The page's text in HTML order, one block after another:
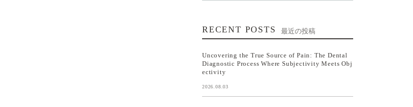
RECENT POSTS 最近の投稿
Uncovering the True Source of Pain: The Dental
Diagnostic Process Where Subjectivity Meets Obj
ectivity
2026.08.03